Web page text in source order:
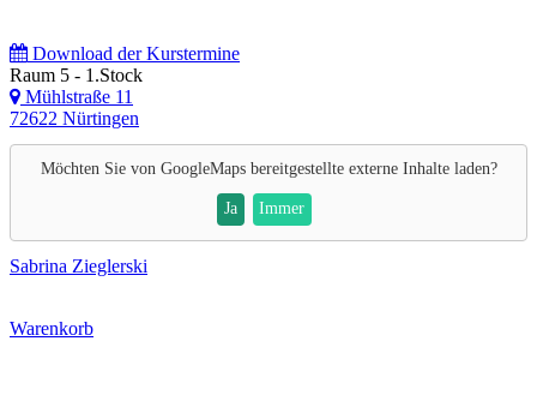
Download der Kurstermine
Raum 5 - 1.Stock
Mühlstraße 11
72622 Nürtingen
Möchten Sie von GoogleMapsbereitgestellte externe Inhalte laden?
Ja Immer
Sabrina Zieglerski
Warenkorb